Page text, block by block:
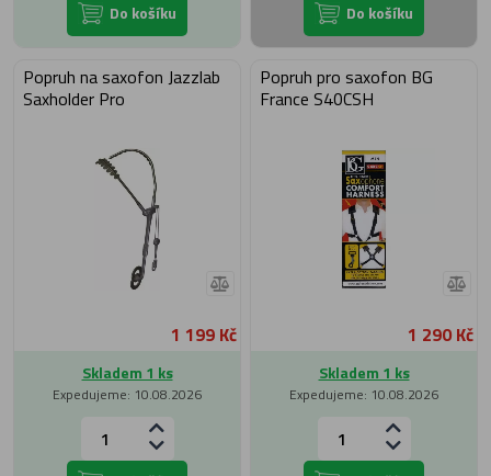
Do košíku Do košíku
Popruh na saxofon Jazzlab
Saxholder Pro
1 199 Kč
Skladem 1 ks
Expedujeme: 10.08.2026
Popruh pro saxofon BG
France S40CSH
1 290 Kč
Skladem 1 ks
Expedujeme: 10.08.2026